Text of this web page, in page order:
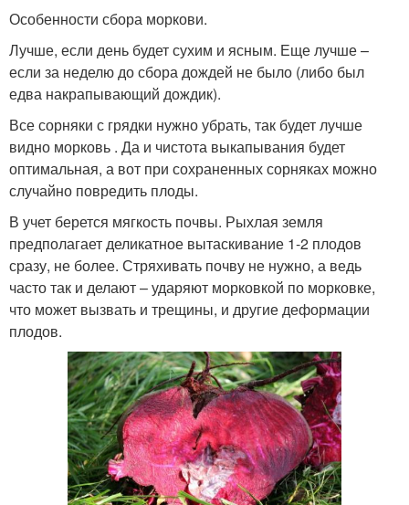
Особенности сбора моркови.
Лучше, если день будет сухим и ясным. Еще лучше –
если за неделю до сбора дождей не было (либо был
едва накрапывающий дождик).
Все сорняки с грядки нужно убрать, так будет лучше
видно морковь . Да и чистота выкапывания будет
оптимальная, а вот при сохраненных сорняках можно
случайно повредить плоды.
В учет берется мягкость почвы. Рыхлая земля
предполагает деликатное вытаскивание 1-2 плодов
сразу, не более. Стряхивать почву не нужно, а ведь
часто так и делают – ударяют морковкой по морковке,
что может вызвать и трещины, и другие деформации
плодов.